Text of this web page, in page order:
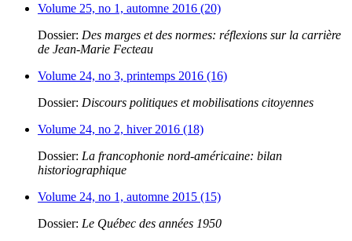
Volume 25, no 1, automne 2016 (20)
Dossier: Des marges et des normes: réflexions sur la carrière
de Jean-Marie Fecteau
Volume 24, no 3, printemps 2016 (16)
Dossier: Discours politiques et mobilisations citoyennes
Volume 24, no 2, hiver 2016 (18)
Dossier: La francophonie nord-américaine: bilan
historiographique
Volume 24, no 1, automne 2015 (15)
Dossier: Le Québec des années 1950